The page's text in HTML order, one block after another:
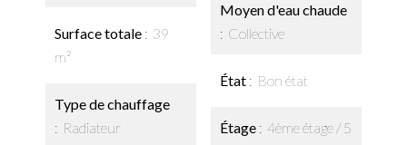
Surface totale
39
m²
Type de chauffage
Radiateur
Moyen d'eau chaude
Collective
État Bon état
Étage 4ème étage / 5